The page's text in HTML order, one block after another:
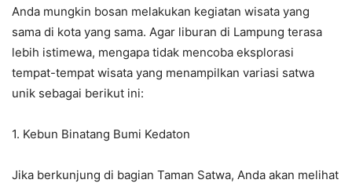
Anda mungkin bosan melakukan kegiatan wisata yang
sama di kota yang sama. Agar liburan di Lampung terasa
lebih istimewa, mengapa tidak mencoba eksplorasi
tempat-tempat wisata yang menampilkan variasi satwa
unik sebagai berikut ini:
1. Kebun Binatang Bumi Kedaton
Jika berkunjung di bagian Taman Satwa, Anda akan melihat